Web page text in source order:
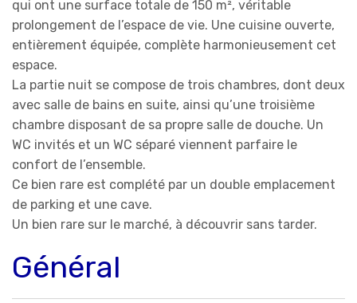
qui ont une surface totale de 150 m², véritable
prolongement de l’espace de vie. Une cuisine ouverte,
entièrement équipée, complète harmonieusement cet
espace.
La partie nuit se compose de trois chambres, dont deux
avec salle de bains en suite, ainsi qu’une troisième
chambre disposant de sa propre salle de douche. Un
WC invités et un WC séparé viennent parfaire le
confort de l’ensemble.
Ce bien rare est complété par un double emplacement
de parking et une cave.
Un bien rare sur le marché, à découvrir sans tarder.
Général